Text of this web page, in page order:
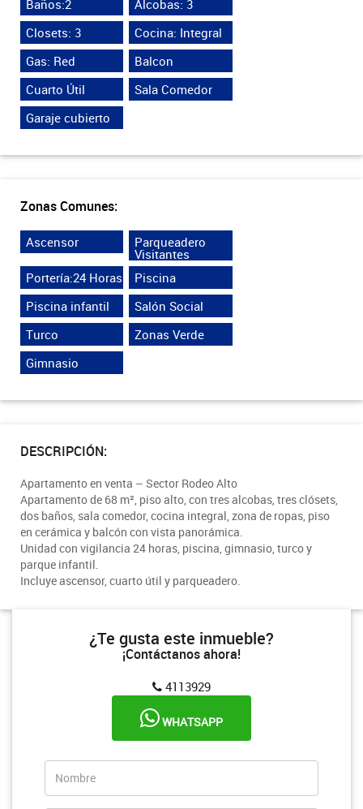
Baños:2
Alcobas: 3
Closets: 3
Cocina: Integral
Gas: Red
Balcon
Cuarto Útil
Sala Comedor
Garaje cubierto
Zonas Comunes:
Ascensor Parqueadero
Visitantes
Portería:24 Horas
Piscina
Piscina infantil
Salón Social
Turco
Zonas Verde
Gimnasio
DESCRIPCIÓN:
Apartamento en venta – Sector Rodeo Alto
Apartamento de 68 m², piso alto, con tres alcobas, tres clósets,
dos baños, sala comedor, cocina integral, zona de ropas, piso
en cerámica y balcón con vista panorámica.
Unidad con vigilancia 24 horas, piscina, gimnasio, turco y
parque infantil.
Incluye ascensor, cuarto útil y parqueadero.
¿Te gusta este inmueble?
¡Contáctanos ahora!
4113929
WHATSAPP